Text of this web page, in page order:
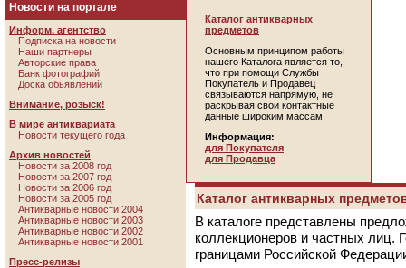
Новости на портале
Информ. агентство
Подписка на новости
Наши партнеры
Авторские права
Банк фотографий
Доска обьявлений
Внимание, розыск!
В мире антиквариата
Новости текущего года
Архив новостей
Новости за 2008 год
Новости за 2007 год
Новости за 2006 год
Новости за 2005 год
Антикварные новости 2004
Антикварные новости 2003
Антикварные новости 2002
Антикварные новости 2001
Пресс-релизы
Каталог антикварных
предметов
Основным принципом работы
нашего Каталога является то,
что при помощи Службы
Покупатель и Продавец
связываются напрямую, не
раскрывая свои контактные
данные широким массам.
Информация:
для Покупателя
для Продавца
Каталог антикварных
В каталоге представлены
коллекционеров и частных лиц.
границами Российской